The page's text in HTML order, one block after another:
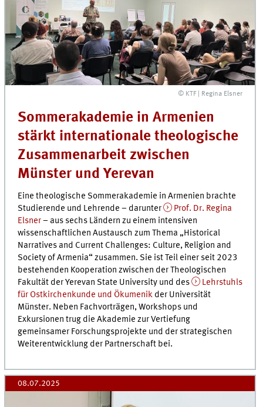
© KTF | Regina Elsner
Sommerakademie in Armenien
stärkt internationale theologische
Zusammenarbeit zwischen
Münster und Yerevan
Eine theologische Sommerakademie in Armenien brachte
Studierende und Lehrende – darunter
Prof. Dr. Regina
Elsner– aus sechs Ländern zu einem intensiven
wissenschaftlichen Austausch zum Thema „Historical
Narratives and Current Challenges: Culture, Religion and
Society of Armenia“ zusammen. Sie ist Teil einer seit 2023
bestehenden Kooperation zwischen der Theologischen
Fakultät der Yerevan State University und des
Lehrstuhls
für Ostkirchenkunde und Ökumenik der Universität
Münster. Neben Fachvorträgen, Workshops und
Exkursionen trug die Akademie zur Vertiefung
gemeinsamer Forschungsprojekte und der strategischen
Weiterentwicklung der Partnerschaft bei.
08.07.2025